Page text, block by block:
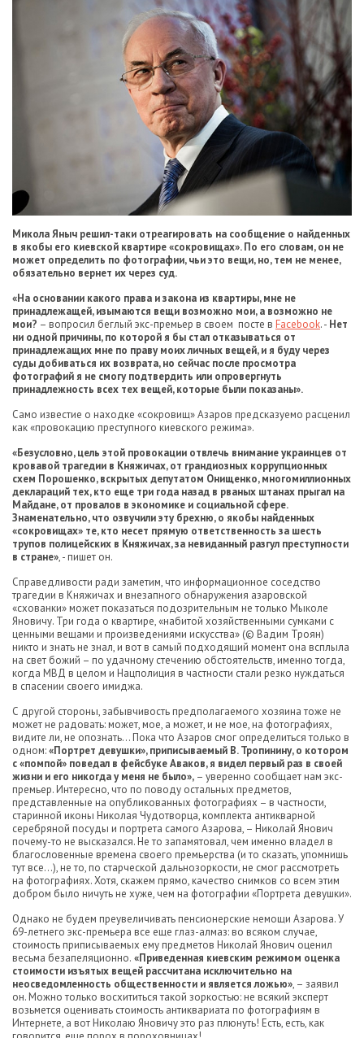
Микола Яныч решил-таки отреагировать на сообщение о найденных
в якобы его киевской квартире «сокровищах». По его словам, он не
может определить по фотографии, чьи это вещи, но, тем не менее,
обязательно вернет их через суд.
«На основании какого права и закона из квартиры, мне не
принадлежащей, изымаются вещи возможно мои, а возможно не
мои? – вопросил беглый экс-премьер в своем посте в Facebook. - Нет
ни одной причины, по которой я бы стал отказываться от
принадлежащих мне по праву моих личных вещей, и я буду через
суды добиваться их возврата, но сейчас после просмотра
фотографий я не смогу подтвердить или опровергнуть
принадлежность всех тех вещей, которые были показаны».
Само известие о находке «сокровищ» Азаров предсказуемо расценил
как «провокацию преступного киевского режима».
«Безусловно, цель этой провокации отвлечь внимание украинцев от
кровавой трагедии в Княжичах, от грандиозных коррупционных
схем Порошенко, вскрытых депутатом Онищенко, многомиллионных
деклараций тех, кто еще три года назад в рваных штанах прыгал на
Майдане, от провалов в экономике и социальной сфере.
Знаменательно, что озвучили эту брехню, о якобы найденных
«сокровищах» те, кто несет прямую ответственность за шесть
трупов полицейских в Княжичах, за невиданный разгул преступности
в стране», - пишет он.
Справедливости ради заметим, что информационное соседство
трагедии в Княжичах и внезапного обнаружения азаровской
«схованки» может показаться подозрительным не только Мыколе
Яновичу. Три года о квартире, «набитой хозяйственными сумками с
ценными вещами и произведениями искусства» (© Вадим Троян)
никто и знать не знал, и вот в самый подходящий момент она всплыла
на свет божий – по удачному стечению обстоятельств, именно тогда,
когда МВД в целом и Нацполиция в частности стали резко нуждаться
в спасении своего имиджа.
С другой стороны, забывчивость предполагаемого хозяина тоже не
может не радовать: может, мое, а может, и не мое, на фотографиях,
видите ли, не опознать… Пока что Азаров смог определиться только в
одном:«Портрет девушки», приписываемый В. Тропинину, о котором
с «помпой» поведал в фейсбуке Аваков, я видел первый раз в своей
жизни и его никогда у меня не было», – уверенно сообщает нам экс-
премьер. Интересно, что по поводу остальных предметов,
представленные на опубликованных фотографиях – в частности,
старинной иконы Николая Чудотворца, комплекта антикварной
серебряной посуды и портрета самого Азарова, – Николай Янович
почему-то не высказался. Не то запамятовал, чем именно владел в
благословенные времена своего премьерства (и то сказать, упомнишь
тут все…), не то, по старческой дальнозоркости, не смог рассмотреть
на фотографиях. Хотя, скажем прямо, качество снимков со всем этим
добром было ничуть не хуже, чем на фотографии «Портрета девушки».
Однако не будем преувеличивать пенсионерские немощи Азарова. У
69-летнего экс-премьера все еще глаз-алмаз: во всяком случае,
стоимость приписываемых ему предметов Николай Янович оценил
весьма безапеляционно. «Приведенная киевским режимом оценка
стоимости изъятых вещей рассчитана исключительно на
неосведомленность общественности и является ложью», – заявил
он. Можно только восхититься такой зоркостью: не всякий эксперт
возьмется оценивать стоимость антиквариата по фотографиям в
Интернете, а вот Николаю Яновичу это раз плюнуть! Есть, есть, как